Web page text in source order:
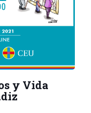
y Vida